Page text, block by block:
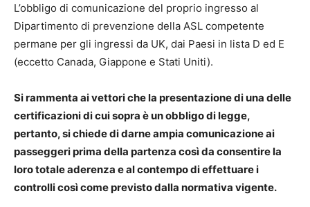
L’obbligo di comunicazione del proprio ingresso al
Dipartimento di prevenzione della ASL competente
permane per gli ingressi da UK, dai Paesi in lista D ed E
(eccetto Canada, Giappone e Stati Uniti).
Si rammenta ai vettori che la presentazione di una delle
certificazioni di cui sopra è un obbligo di legge,
pertanto, si chiede di darne ampia comunicazione ai
passeggeri prima della partenza così da consentire la
loro totale aderenza e al contempo di effettuare i
controlli così come previsto dalla normativa vigente.